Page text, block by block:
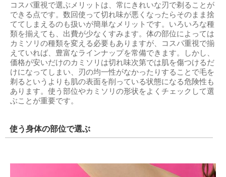
コスパ重視で選ぶメリットは、常にきれいな刃で剃ることが
できる点です。数回使って切れ味が悪くなったらそのまま捨
ててしまえるのも扱いが簡単なメリットです。いろいろな種
類を揃えても、出費が少なくすみます。体の部位によっては
カミソリの種類を変える必要もありますが、コスパ重視で揃
えていれば、豊富なラインナップを常備できます。しかし、
価格が安いだけのカミソリは切れ味次第では肌を傷つけるだ
けになってしまい、刃の均一性がなかったりすることで毛を
剃るというよりも肌の表面を削っている状態になる危険性も
あります。使う部位やカミソリの形状をよくチェックして選
ぶことが重要です。
使う身体の部位で選ぶ